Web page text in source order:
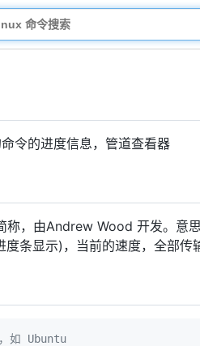
令的进度信息，管道查看器
，由Andrew Wood 开发。意
条显示)，当前的速度，全部传
如 Ubuntu